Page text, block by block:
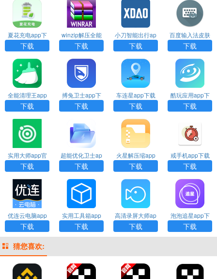
夏花充电app下
载
下载
winzip解压全能
王app下载
下载
小刀智能出行ap
p下载
下载
百度输入法皮肤
编辑器app下载
下载
全能清理王app
下载
下载
搏兔卫士app下
载
下载
车连星app下载
下载
酷玩应用app下
载
下载
实用大师app官
网下载
下载
超能优化卫士ap
p下载
下载
火星解压缩app
下载
下载
戒手机app下载
下载
优连云电脑app
下载安装
下载
实用工具箱app
下载
下载
高清录屏大师ap
p下载
下载
泡泡追星app下
载
下载
猜您喜欢: